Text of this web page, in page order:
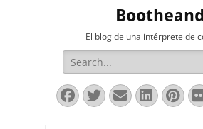
El blog de una intérprete de
Buscar:
Facebook
Twitter
Correo